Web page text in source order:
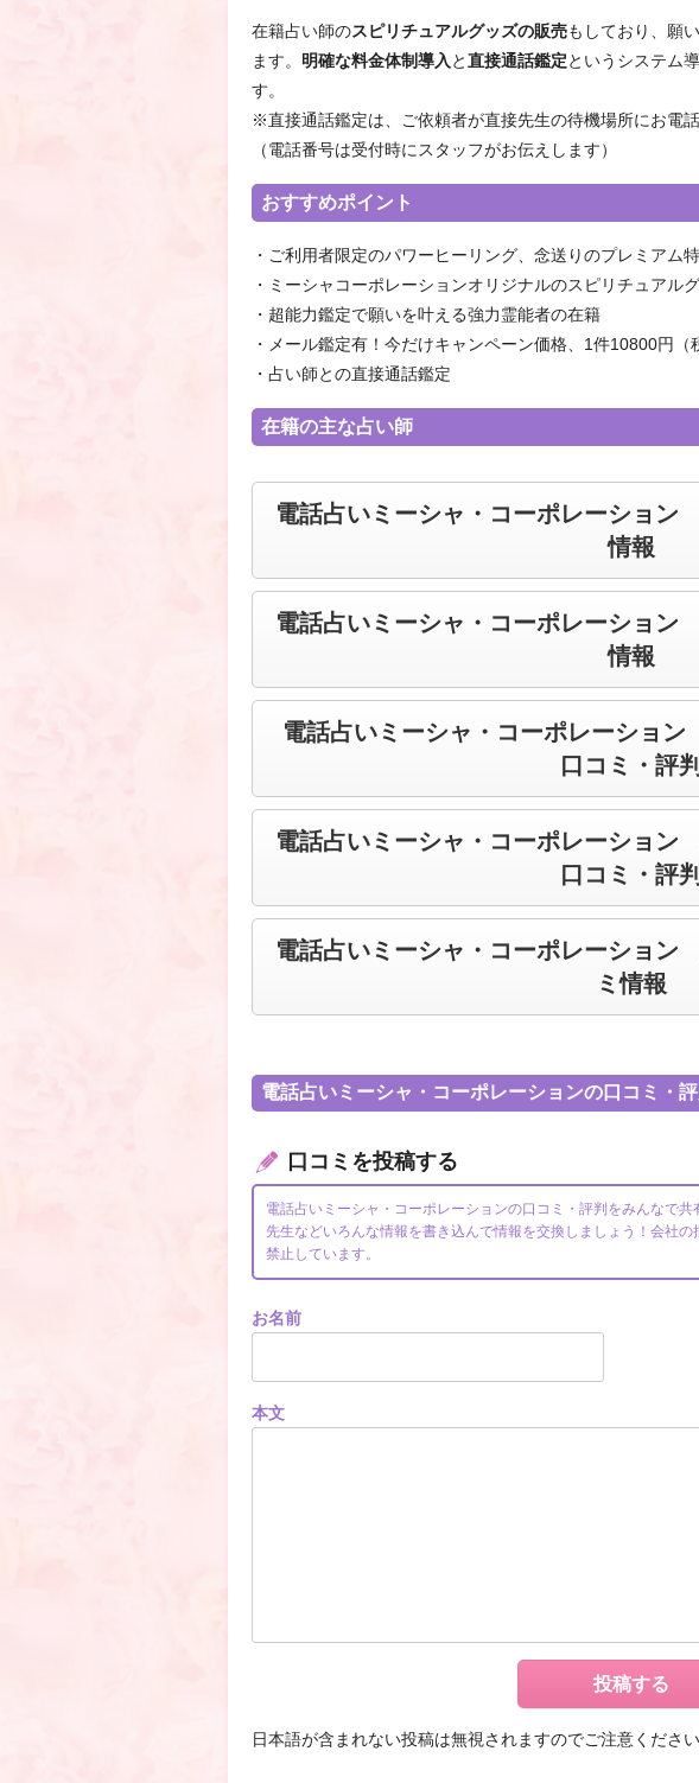
在籍占い師のスピリチュアルグッズの販売もしており、願
ます。 明確な料金体制導入と直接通話鑑定というシステム
す。
※直接通話鑑定は、ご依頼者が直接先生の待機場所にお電
（電話番号は受付時にスタッフがお伝えします）
おすすめポイント
・ご利用者限定のパワーヒーリング、念送りのプレミアム
・ミーシャコーポレーションオリジナルのスピリチュアル
・超能力鑑定で願いを叶える強力霊能者の在籍
・メール鑑定有！今だけキャンペーン価格、1件10800円（
・占い師との直接通話鑑定
在籍の主な占い師
電話占いミーシャ・コーポレーション
情報
電話占いミーシャ・コーポレーション
情報
電話占いミーシャ・コーポレーショ
口コミ・評判
電話占いミーシャ・コーポレーショ
口コミ・評判
電話占いミーシャ・コーポレーショ
ミ情報
電話占いミーシャ・コーポレーションの口コミ・評
口コミを投稿する
電話占いミーシャ・コーポレーションの口コミ・評判をみんなで
先生などいろんな情報を書き込んで情報を交換しましょう！会社
禁止しています。
お名前
本文
日本語が含まれない投稿は無視されますのでご注意くださ